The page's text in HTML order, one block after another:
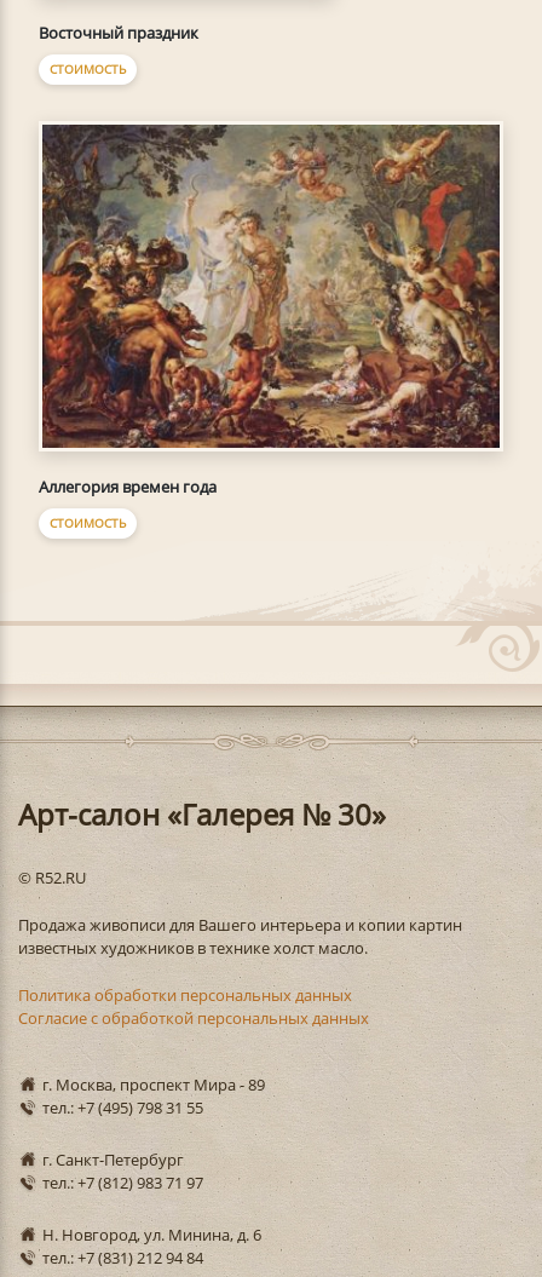
Восточный праздник
СТОИМОСТЬ
Аллегория времен года
СТОИМОСТЬ
Арт-салон «Галерея № 30»
© R52.RU
Продажа живописи для Вашего интерьера и копии картин
известных художников в технике холст масло.
Политика обработки персональных данных
Согласие с обработкой персональных данных
г. Москва, проспект Мира - 89
тел.: +7 (495) 798 31 55
г. Санкт-Петербург
тел.: +7 (812) 983 71 97
Н. Новгород, ул. Минина, д. 6
тел.: +7 (831) 212 94 84